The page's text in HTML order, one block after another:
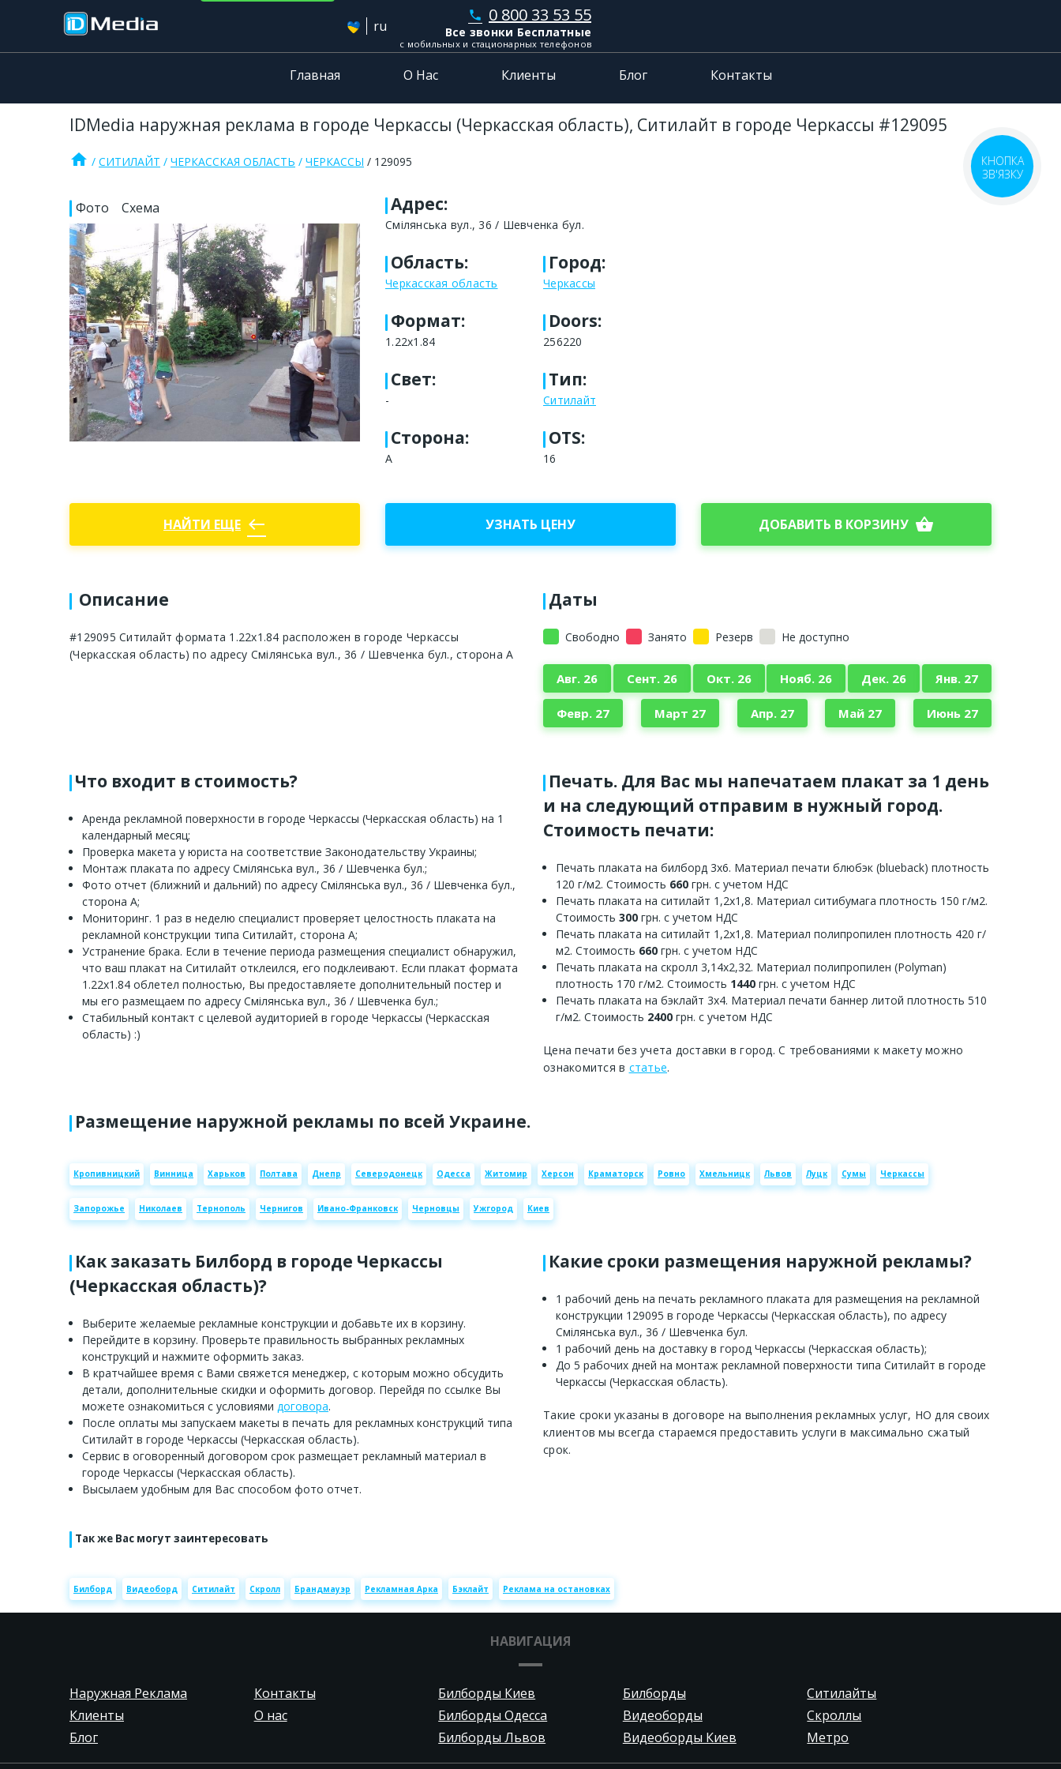
ru
phone 0 800 33 53 55
Все звонки Бесплатные
с мобильных и стационарных телефонов
Главная О Нас Клиенты Блог Контакты
IDMedia наружная реклама в городе Черкассы (Черкасская область), Ситилайт в городе Черкассы #129095
home СИТИЛАЙТ ЧЕРКАССКАЯ ОБЛАСТЬ ЧЕРКАССЫ 129095
Фото Схема Адрес:
Смілянська вул., 36 / Шевченка бул.
Область:
Черкасская область
Город:
Черкассы
Формат:
1.22х1.84
Doors:
256220
Свет:
-
Тип:
Ситилайт
Сторона:
A
OTS:
16
НАЙТИ ЕЩЕ west УЗНАТЬ ЦЕНУ ДОБАВИТЬ В КОРЗИНУ shopping_basket
Описание
#129095 Ситилайт формата 1.22х1.84 расположен в городе Черкассы
(Черкасская область) по адресу Смілянська вул., 36 / Шевченка бул., сторона A
Даты
Свободно Занято Резерв Не доступно
Авг. 26 Сент. 26 Окт. 26 Нояб. 26 Дек. 26 Янв. 27
Февр. 27 Март 27 Апр. 27 Май 27 Июнь 27
Что входит в стоимость?
Аренда рекламной поверхности в городе Черкассы (Черкасская область) на 1
календарный месяц;
Проверка макета у юриста на соответствие Законодательству Украины;
Монтаж плаката по адресу Смілянська вул., 36 / Шевченка бул.;
Фото отчет (ближний и дальний) по адресу Смілянська вул., 36 / Шевченка бул.,
сторона A;
Мониторинг. 1 раз в неделю специалист проверяет целостность плаката на
рекламной конструкции типа Ситилайт, сторона A;
Устранение брака. Если в течение периода размещения специалист обнаружил,
что ваш плакат на Ситилайт отклеился, его подклеивают. Если плакат формата
1.22х1.84 облетел полностью, Вы предоставляете дополнительный постер и
мы его размещаем по адресу Смілянська вул., 36 / Шевченка бул.;
Стабильный контакт с целевой аудиторией в городе Черкассы (Черкасская
область) :)
Печать. Для Вас мы напечатаем плакат за 1 день
и на следующий отправим в нужный город.
Стоимость печати:
Печать плаката на билборд 3х6. Материал печати блюбэк (blueback) плотность
120 г/м2. Стоимость 660 грн. с учетом НДС
Печать плаката на ситилайт 1,2х1,8. Материал ситибумага плотность 150 г/м2.
Стоимость 300 грн. с учетом НДС
Печать плаката на ситилайт 1,2х1,8. Материал полипропилен плотность 420 г/
м2. Стоимость 660 грн. с учетом НДС
Печать плаката на скролл 3,14х2,32. Материал полипропилен (Polyman)
плотность 170 г/м2. Стоимость 1440 грн. с учетом НДС
Печать плаката на бэклайт 3х4. Материал печати баннер литой плотность 510
г/м2. Стоимость 2400 грн. с учетом НДС
Цена печати без учета доставки в город. С требованиями к макету можно
ознакомится в статье.
Размещение наружной рекламы по всей Украине.
Кропивницкий Винница Харьков Полтава Днепр Северодонецк Одесса Житомир Херсон Краматорск Ровно Хмельницк Львов Луцк Сумы Черкассы
Запорожье Николаев Тернополь Чернигов Ивано-Франковск Черновцы Ужгород Киев
Как заказать Билборд в городе Черкассы
(Черкасская область)?
Выберите желаемые рекламные конструкции и добавьте их в корзину.
Перейдите в корзину. Проверьте правильность выбранных рекламных
конструкций и нажмите оформить заказ.
В кратчайшее время с Вами свяжется менеджер, с которым можно обсудить
детали, дополнительные скидки и оформить договор. Перейдя по ссылке Вы
можете ознакомиться с условиями договора.
После оплаты мы запускаем макеты в печать для рекламных конструкций типа
Ситилайт в городе Черкассы (Черкасская область).
Сервис в оговоренный договором срок размещает рекламный материал в
городе Черкассы (Черкасская область).
Высылаем удобным для Вас способом фото отчет.
Какие сроки размещения наружной рекламы?
1 рабочий день на печать рекламного плаката для размещения на рекламной
конструкции 129095 в городе Черкассы (Черкасская область), по адресу
Смілянська вул., 36 / Шевченка бул.
1 рабочий день на доставку в город Черкассы (Черкасская область);
До 5 рабочих дней на монтаж рекламной поверхности типа Ситилайт в городе
Черкассы (Черкасская область).
Такие сроки указаны в договоре на выполнения рекламных услуг, НО для своих
клиентов мы всегда стараемся предоставить услуги в максимально сжатый
срок.
Так же Вас могут заинтересовать
Билборд Видеоборд Ситилайт Скролл Брандмауэр Рекламная Арка Бэклайт Реклама на остановках
НАВИГАЦИЯ
Наружная Реклама
Билборды Львов
Клиенты
Билборды
Блог
Видеоборды
Контакты
Видеоборды Киев
О нас
Ситилайты
Билборды Киев
Скроллы
Билборды Одесса
Метро
КНОПКА
ЗВ'ЯЗКУ